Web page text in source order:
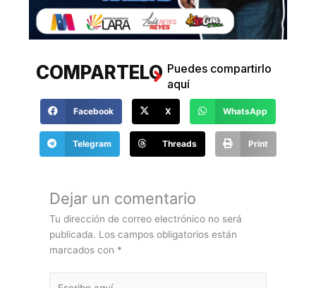
COMPARTELO Puedes compartirlo
aquí
Facebook X WhatsApp
Telegram Threads Print
Dejar un comentario
Tu dirección de correo electrónico no será
publicada. Los campos obligatorios están
marcados con *